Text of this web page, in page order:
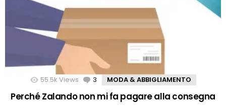
55.5k Views 3 Comments
MODA & ABBIGLIAMENTO
Perché Zalando non mi fa pagare alla consegna